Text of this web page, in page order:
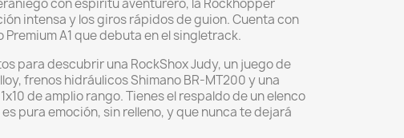
con espíritu aventurero, la Rockhopper
intensa y los giros rápidos de guion. Cuenta con
Premium A1 que debuta en el singletrack.
para descubrir una RockShox Judy, un juego de
frenos hidráulicos Shimano BR-MT200 y una
de amplio rango. Tienes el respaldo de un elenco
pura emoción, sin relleno, y que nunca te dejará